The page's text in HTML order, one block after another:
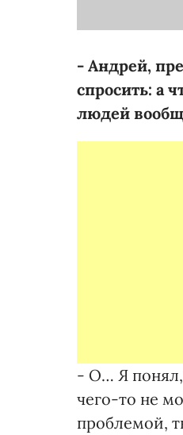
- Андрей,
спросить: а
людей
- О… Я понял,
чего-то не
проблемой,